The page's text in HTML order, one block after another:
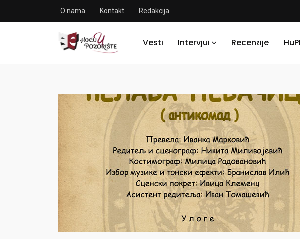
O nama Kontakt Redakcija
Vesti Intervjui Recenzije